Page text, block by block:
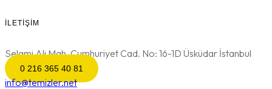
İLETIŞIM
Selami Ali Mah. Cumhuriyet Cad. No: 16-1D Üsküdar İstanbul
0 216 365 40 81
info@temizler.net